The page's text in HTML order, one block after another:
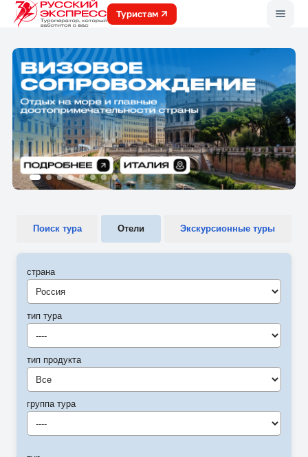
Туристам
Поиск тура Отели Экскурсионные туры
страна
Россия
тип тура
----
тип продукта
Все
группа тура
----